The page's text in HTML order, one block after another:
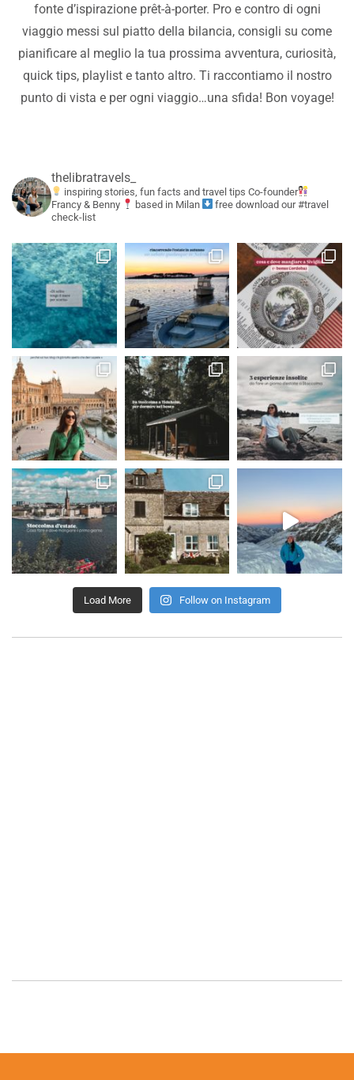
fonte d’ispirazione prêt-à-porter. Pro e contro di ogni
viaggio messi sul piatto della bilancia, consigli su come
pianificare al meglio la tua prossima avventura, curiosità,
quick tips, playlist e tanto altro. Ti raccontiamo il nostro
punto di vista e per ogni viaggio…una sfida! Bon voyage!
thelibratravels_
inspiring stories, fun facts and travel tips Co-founder
Francy & Benny
based in Milan
free download our #travel
check-list
Load More Follow on Instagram